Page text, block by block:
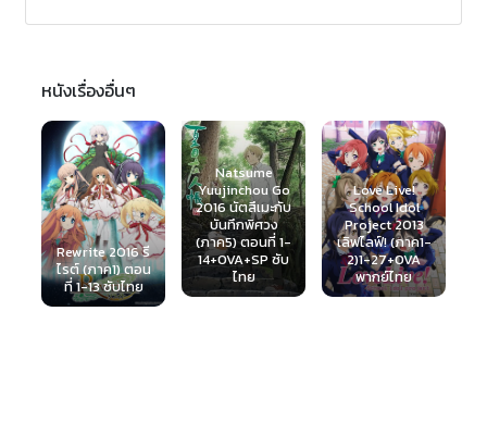
หนังเรื่องอื่นๆ
Natsume
Yuujinchou Go
2016 นัตสึเมะกับ
บันทึกพิศวง
(ภาค5) ตอนที่ 1-
14+OVA+SP ซับ
ไทย
Love Live!
School Idol
Project 2013
เลิฟไลฟ์! (ภาค1-
2)1-27+OVA
พากย์ไทย
Toaru Kagaku
no Railgun T
(2014) เรลกัน
แฟ้มลับคดี
วิทยาศาสตร์
ภาค3 ตอนที่ 1-25
ซับไทย